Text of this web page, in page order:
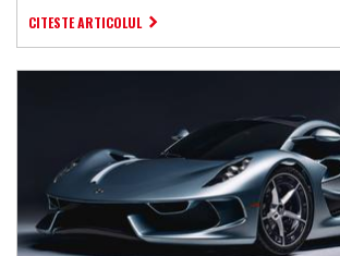
CITESTE ARTICOLUL